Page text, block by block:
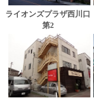
ライオンズプラザ西川口
第2